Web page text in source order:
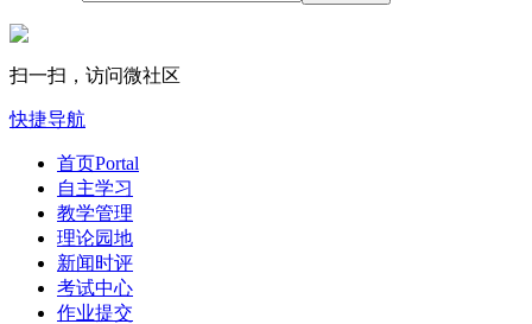
扫一扫，访问微社区
快捷导航
首页Portal
自主学习
教学管理
理论园地
新闻时评
考试中心
作业提交